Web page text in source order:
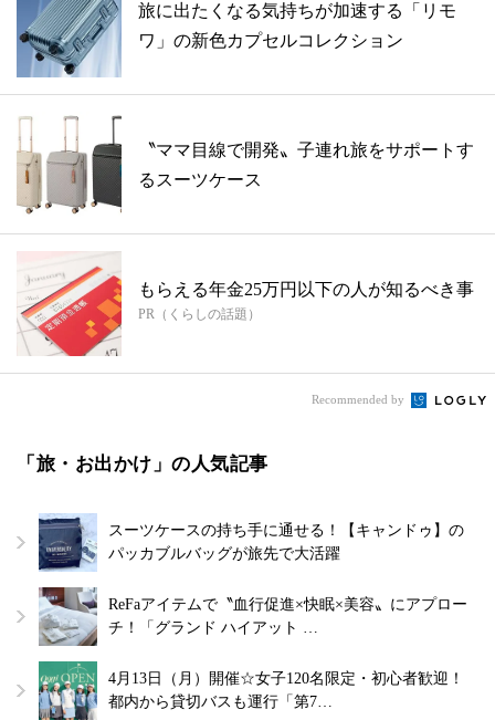
旅に出たくなる気持ちが加速する「リモ
ワ」の新色カプセルコレクション
〝ママ目線で開発〟子連れ旅をサポートす
るスーツケース
もらえる年金25万円以下の人が知るべき事
PR（くらしの話題）
Recommended by
「旅・お出かけ」の人気記事
スーツケースの持ち手に通せる！【キャンドゥ】の
パッカブルバッグが旅先で大活躍
ReFaアイテムで〝血行促進×快眠×美容〟にアプロー
チ！「グランド ハイアット …
4月13日（月）開催☆女子120名限定・初心者歓迎！
都内から貸切バスも運行「第7…